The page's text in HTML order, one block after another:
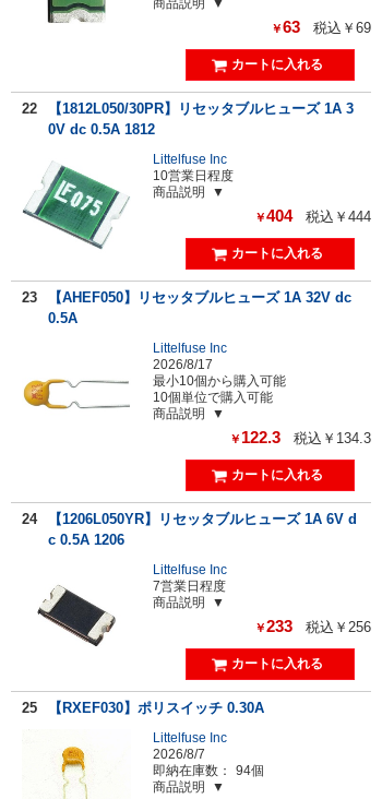
￥63 税込￥69
22
【1812L050/30PR】リセッタブルヒューズ 1A 3
0V dc 0.5A 1812
Littelfuse Inc
10営業日程度
商品説明
￥404 税込￥444
23
【AHEF050】リセッタブルヒューズ 1A 32V dc
0.5A
Littelfuse Inc
2026/8/17
最小10個から購入可能
10個単位で購入可能
商品説明
￥ 122.3 税込￥134.3
24
【1206L050YR】リセッタブルヒューズ 1A 6V d
c 0.5A 1206
Littelfuse Inc
7営業日程度
商品説明
￥233 税込￥256
25 【RXEF030】ポリスイッチ 0.30A
Littelfuse Inc
2026/8/7
即納在庫数：
94個
商品説明